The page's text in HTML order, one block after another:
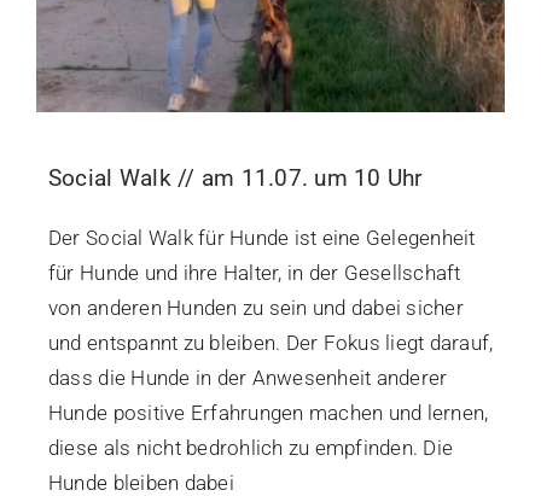
Social Walk // am 11.07. um 10 Uhr
Der Social Walk für Hunde ist eine Gelegenheit
für Hunde und ihre Halter, in der Gesellschaft
von anderen Hunden zu sein und dabei sicher
und entspannt zu bleiben. Der Fokus liegt darauf,
dass die Hunde in der Anwesenheit anderer
Hunde positive Erfahrungen machen und lernen,
diese als nicht bedrohlich zu empfinden. Die
Hunde bleiben dabei